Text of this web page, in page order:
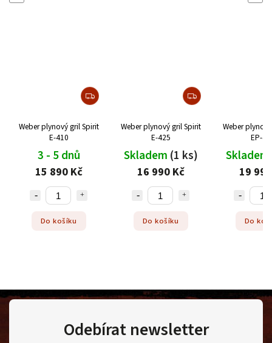
Weber plynový gril Spirit
E-410
3 - 5 dnů
15 890 Kč
Do košíku
Weber plynový gril Spirit
E-425
Skladem (1 ks)
16 990 Kč
Do košíku
Weber
EP-
Skladem
19
Do
Odebírat newsletter